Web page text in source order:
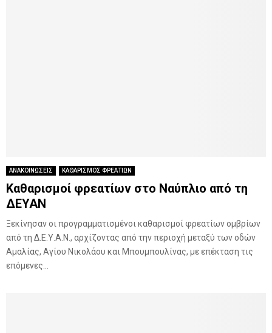
ΑΝΑΚΟΙΝΩΣΕΙΣ ΚΑΘΑΡΙΣΜΟΣ ΦΡΕΑΤΙΩΝ
Καθαρισμοί φρεατίων στο Ναύπλιο από τη
ΔΕΥΑΝ
Ξεκίνησαν οι προγραμματισμένοι καθαρισμοί φρεατίων ομβρίων
από τη Δ.Ε.Υ.Α.Ν., αρχίζοντας από την περιοχή μεταξύ των οδών
Αμαλίας, Αγίου Νικολάου και Μπουμπουλίνας, με επέκταση τις
επόμενες...